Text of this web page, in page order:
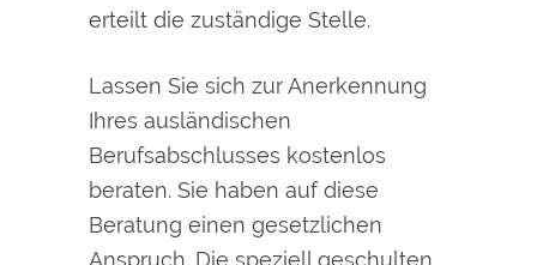
erteilt die zuständige Stelle.
Lassen Sie sich zur Anerkennung
Ihres ausländischen
Berufsabschlusses kostenlos
beraten. Sie haben auf diese
Beratung einen gesetzlichen
Anspruch. Die speziell geschulten